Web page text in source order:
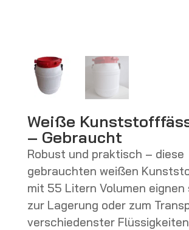
Weiße
– Gebraucht
Robust und praktisch – diese
gebrauchten weißen
mit 55 Litern Volumen eignen
zur Lagerung oder zum
verschiedenster